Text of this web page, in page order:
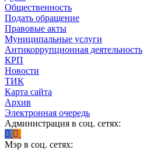
Общественность
Подать обращение
Правовые акты
Муниципальные услуги
Антикоррупционная деятельность
КРП
Новости
ТИК
Карта сайта
Архив
Электронная очередь
Администрация в соц. сетях:
Мэр в соц. сетях: